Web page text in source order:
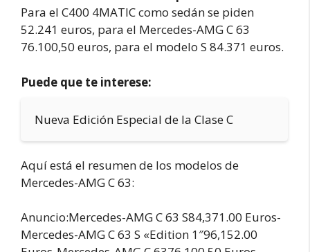
Para el C400 4MATIC como sedán se piden
52.241 euros, para el Mercedes-AMG C 63
76.100,50 euros, para el modelo S 84.371 euros.
Puede que te interese:
Nueva Edición Especial de la Clase C
Aquí está el resumen de los modelos de
Mercedes-AMG C 63:
Anuncio:Mercedes-AMG C 63 S84,371.00 Euros-
Mercedes-AMG C 63 S «Edition 1″96,152.00